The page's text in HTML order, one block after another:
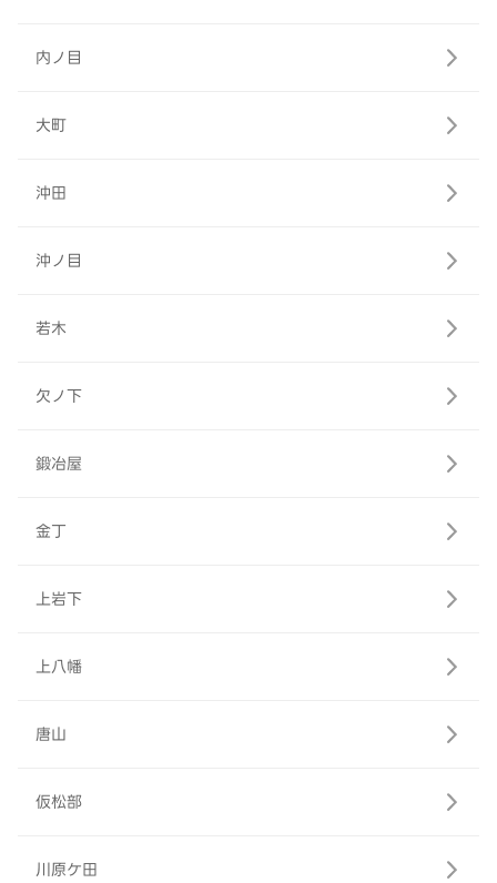
内ノ目
大町
沖田
沖ノ目
若木
欠ノ下
鍛冶屋
金丁
上岩下
上八幡
唐山
仮松部
川原ケ田